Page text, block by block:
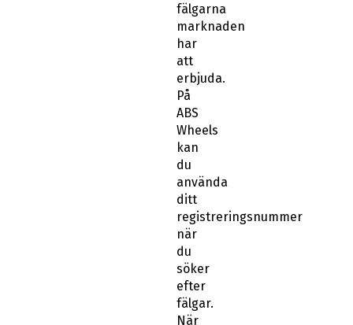
fälgarna
marknaden
har
att
erbjuda.
På
ABS
Wheels
kan
du
använda
ditt
registreringsnummer
när
du
söker
efter
fälgar.
När